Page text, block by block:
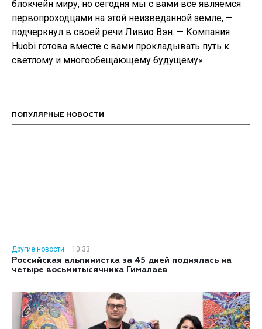
блокчейн миру, но сегодня мы с вами все являемся
первопроходцами на этой неизведанной земле, —
подчеркнул в своей речи Ливио Вэн. — Компания
Huobi готова вместе с вами прокладывать путь к
светлому и многообещающему будущему».
ПОПУЛЯРНЫЕ НОВОСТИ
Другие новости
10:33
Российская альпинистка за 45 дней поднялась на
четыре восьмитысячника Гималаев